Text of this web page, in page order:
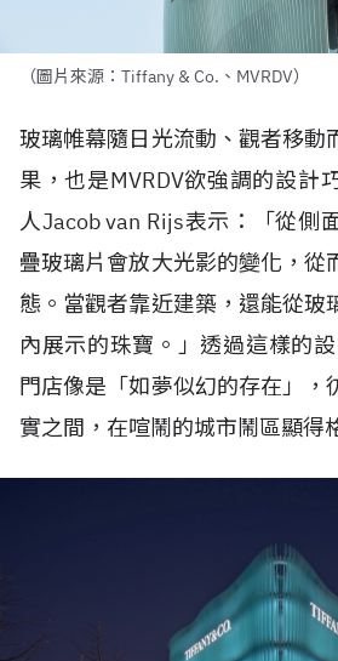
（圖片來源：Tiffany & Co.、MVRDV）
玻璃帷幕隨日光流動、觀者移動
果，也是MVRDV欲強調的設計
人Jacob van Rijs表示：「從側
疊玻璃片會放大光影的變化，從
態。當觀者靠近建築，還能從玻
內展示的珠寶。」透過這樣的設
門店像是「如夢似幻的存在」，
實之間，在喧鬧的城市鬧區顯得